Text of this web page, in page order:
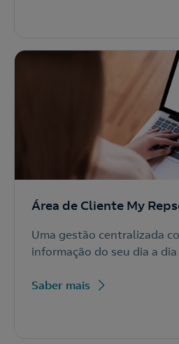
Área de Cliente My
Uma gestão centralizada
informação do seu dia a
Saber mais